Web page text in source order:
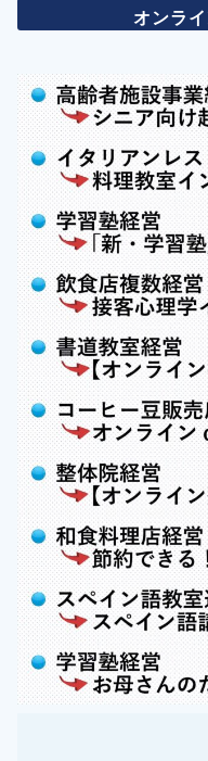
オンラ